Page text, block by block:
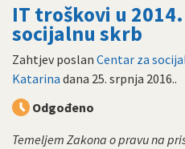
IT troškovi u
socijalnu skrb
Zahtjev poslan Centar za
Katarina dana 25. srpnja 2016..
Odgođeno
Temeljem Zakona o pravu na